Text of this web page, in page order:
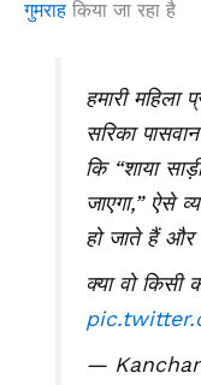
गुमराह किया जा रहा है
हमारी
सरिका
कि “शाया
जाएगा,” ऐसे
हो जाते हैं और
क्या वो किसी
—